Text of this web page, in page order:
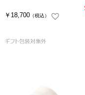
￥18,700 （税込）